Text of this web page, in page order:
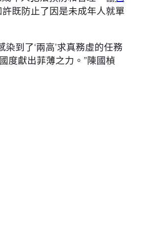
既防止了因是未成年人就單
到了‘兩高’求真務虛的任務
度獻出菲薄之力。”陳國楨